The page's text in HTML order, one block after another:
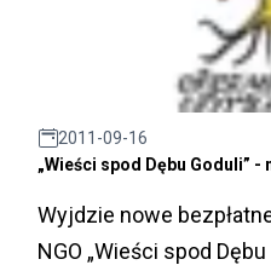
2011-09-16
„Wieści spod Dębu Goduli”
Wyjdzie nowe
NGO „Wieści spod